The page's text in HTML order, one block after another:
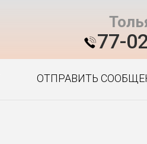
77-
ОТПРАВИТЬ